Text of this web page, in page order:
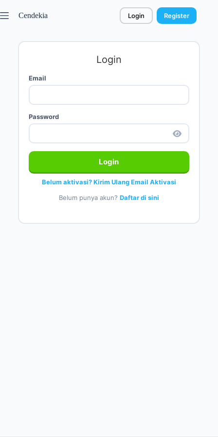
Cendekia Login Register
Login
Email
Password
Login
Belum aktivasi? Kirim Ulang Email Aktivasi
Belum punya akun? Daftar di sini